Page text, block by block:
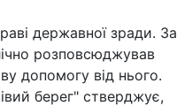
державної зради. За
розповсюджував
допомогу від нього.
берег" стверджує,